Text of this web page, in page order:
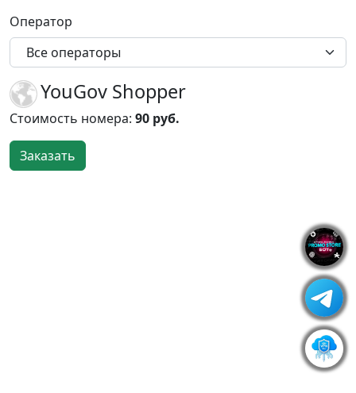
Оператор
Все операторы
YouGov Shopper
Стоимость номера: 90 руб.
Заказать